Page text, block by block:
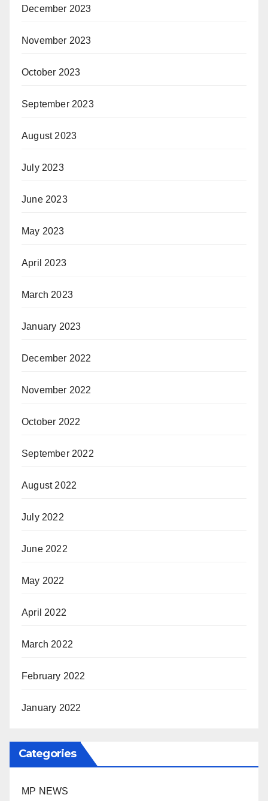
December 2023
November 2023
October 2023
September 2023
August 2023
July 2023
June 2023
May 2023
April 2023
March 2023
January 2023
December 2022
November 2022
October 2022
September 2022
August 2022
July 2022
June 2022
May 2022
April 2022
March 2022
February 2022
January 2022
Categories
MP NEWS